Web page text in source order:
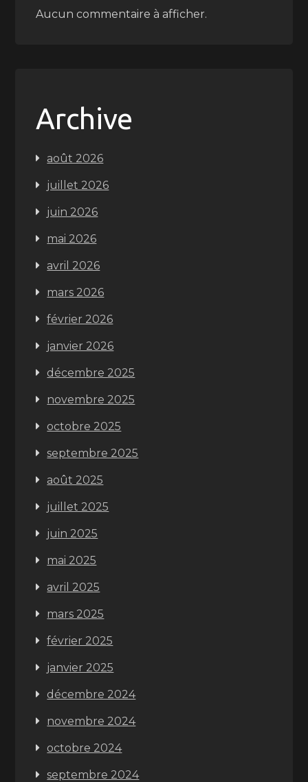
Aucun commentaire à afficher.
Archive
août 2026
juillet 2026
juin 2026
mai 2026
avril 2026
mars 2026
février 2026
janvier 2026
décembre 2025
novembre 2025
octobre 2025
septembre 2025
août 2025
juillet 2025
juin 2025
mai 2025
avril 2025
mars 2025
février 2025
janvier 2025
décembre 2024
novembre 2024
octobre 2024
septembre 2024